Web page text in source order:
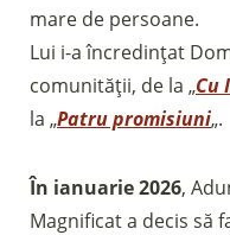
mare de persoane.
Lui i-a încredințat
comunității, de la „Cu
la „Patru promisiuni„.
În ianuarie 2026,
Magnificat a decis să